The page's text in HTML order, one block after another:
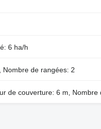
6 ha/h
de rangées: 2
de couverture: 6 m, Nombre